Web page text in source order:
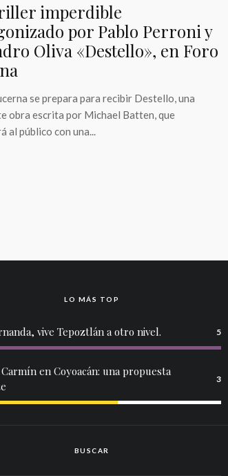
imperdible
por Pablo Perroni y
Oliva «Destello», en Foro
se prepara para recibir Destello, una
obra escrita por Michael Batten, que
al público con una...
LO MÁS TOP
vive Tepoztlán a otro nivel. 5
en Coyoacán: una propuesta
3
BUSCAR